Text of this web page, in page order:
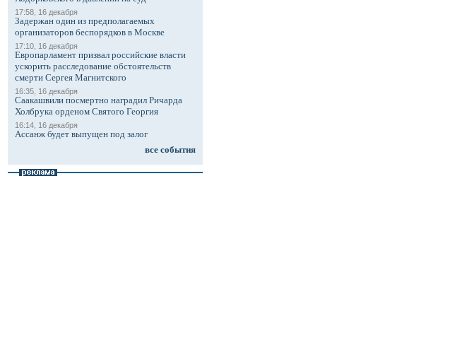
17:58, 16 декабря
Задержан один из предполагаемых
организаторов беспорядков в Москве
17:10, 16 декабря
Европарламент призвал российские власти
ускорить расследование обстоятельств
смерти Сергея Магнитского
16:35, 16 декабря
Саакашвили посмертно наградил Ричарда
Холбрука орденом Святого Георгия
16:14, 16 декабря
Ассанж будет выпущен под залог
все события